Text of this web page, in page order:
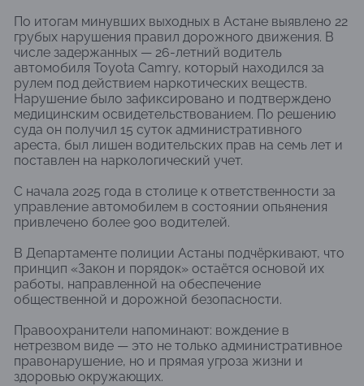
По итогам минувших выходных в Астане выявлено 22
грубых нарушения правил дорожного движения. В
числе задержанных — 26-летний водитель
автомобиля Toyota Camry, который находился за
рулем под действием наркотических веществ.
Нарушение было зафиксировано и подтверждено
медицинским освидетельствованием. По решению
суда он получил 15 суток административного
ареста, был лишен водительских прав на семь лет и
поставлен на наркологический учет.
С начала 2025 года в столице к ответственности за
управление автомобилем в состоянии опьянения
привлечено более 900 водителей.
В Департаменте полиции Астаны подчёркивают, что
принцип «Закон и порядок» остаётся основой их
работы, направленной на обеспечение
общественной и дорожной безопасности.
Правоохранители напоминают: вождение в
нетрезвом виде — это не только административное
правонарушение, но и прямая угроза жизни и
здоровью окружающих.